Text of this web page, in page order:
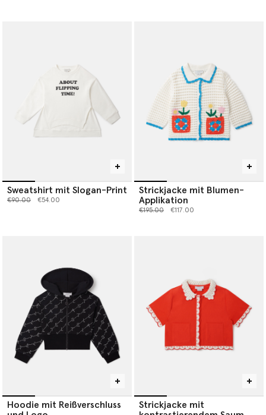
Sweatshirt mit Slogan-Print
Preis reduziert von
€90.00bis€54.00
Strickjacke mit Blumen-
Applikation
Preis reduziert von
€195.00bis€117.00
Hoodie mit Reißverschluss
Strickjacke mit